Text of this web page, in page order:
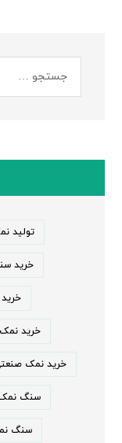
تولید
خرید
خرید
خرید نمک
سنگ
سنگ